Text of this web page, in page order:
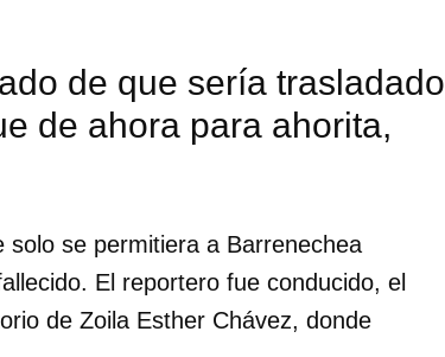
de que sería trasladado
de ahora para ahorita,
se permitiera a Barrenechea
El reportero fue conducido, el
de Zoila Esther Chávez, donde